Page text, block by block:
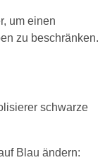
um einen
zu beschränken.
schwarze
Blau ändern: